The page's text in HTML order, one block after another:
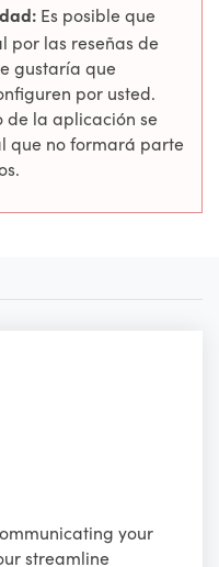
Es posible que
por las reseñas de
gustaría que
por usted.
de la aplicación se
que no formará parte
your
streamline